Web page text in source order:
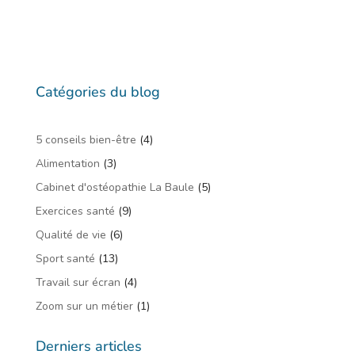
Catégories du blog
5 conseils bien-être (4)
Alimentation (3)
Cabinet d'ostéopathie La Baule (5)
Exercices santé (9)
Qualité de vie (6)
Sport santé (13)
Travail sur écran (4)
Zoom sur un métier(1)
Derniers articles